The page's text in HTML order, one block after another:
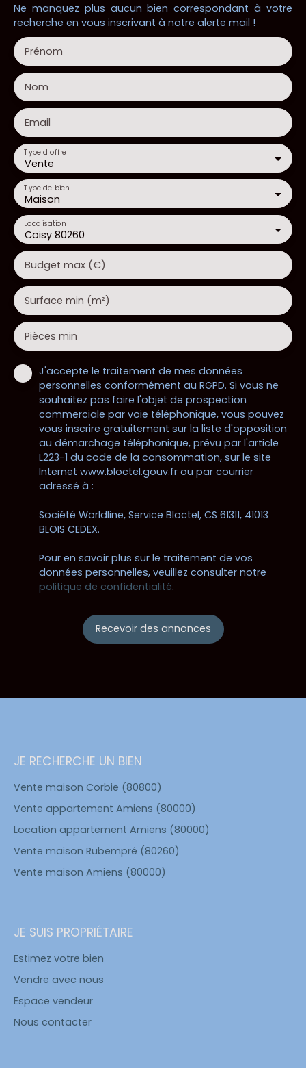
Ne manquez plus aucun bien correspondant à votre
recherche en vous inscrivant à notre alerte mail !
Prénom
Nom
Email
Vente
Type d'offre
Maison
Type de bien
Coisy 80260
Localisation
Budget max (€)
Surface min (m²)
Pièces min
J'accepte le traitement de mes données
personnelles conformément au RGPD. Si vous ne
souhaitez pas faire l'objet de prospection
commerciale par voie téléphonique, vous pouvez
vous inscrire gratuitement sur la liste d'opposition
au démarchage téléphonique, prévu par l'article
L223-1 du code de la consommation, sur le site
Internet www.bloctel.gouv.fr ou par courrier
adressé à :
Société Worldline, Service Bloctel, CS 61311, 41013
BLOIS CEDEX.
Pour en savoir plus sur le traitement de vos
données personnelles, veuillez consulter notre
politique de confidentialité.
Recevoir des annonces
JE RECHERCHE UN BIEN
Vente maison Corbie (80800)
Vente appartement Amiens (80000)
Location appartement Amiens (80000)
Vente maison Rubempré (80260)
Vente maison Amiens (80000)
JE SUIS PROPRIÉTAIRE
Estimez votre bien
Vendre avec nous
Espace vendeur
Nous contacter